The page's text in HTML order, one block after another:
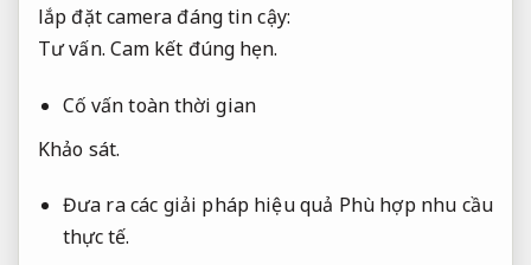
lắp đặt camera đáng tin cậy:
Tư vấn. Cam kết đúng hẹn.
Cố vấn toàn thời gian
Khảo sát.
Đưa ra các giải pháp hiệu quả Phù hợp nhu cầu
thực tế.